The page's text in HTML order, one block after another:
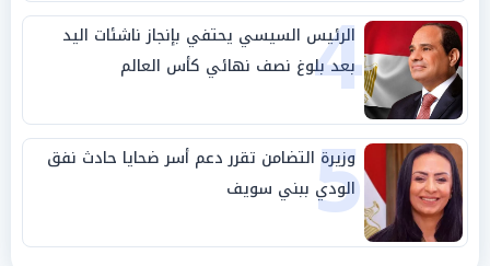
4
الرئيس السيسي يحتفي بإنجاز ناشئات اليد
بعد بلوغ نصف نهائي كأس العالم
5
وزيرة التضامن تقرر دعم أسر ضحايا حادث نفق
الودي ببني سويف